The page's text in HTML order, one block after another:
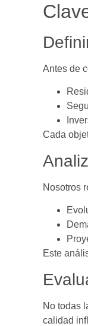
Antes de
Cada
Nosotros
Este
No todas
calidad